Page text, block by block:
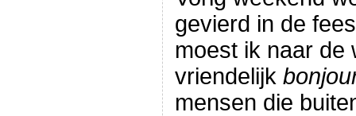
gevierd in de
moest ik naar de
vriendelijk
mensen die